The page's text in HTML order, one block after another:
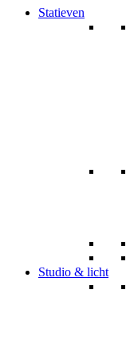
Statieven
Studio & licht